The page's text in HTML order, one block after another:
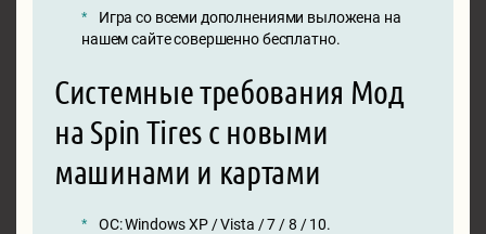
Игра со всеми дополнениями выложена на
нашем сайте совершенно бесплатно.
Системные требования Мод
на Spin Tires с новыми
машинами и картами
ОС: Windows XP / Vista / 7 / 8 / 10.